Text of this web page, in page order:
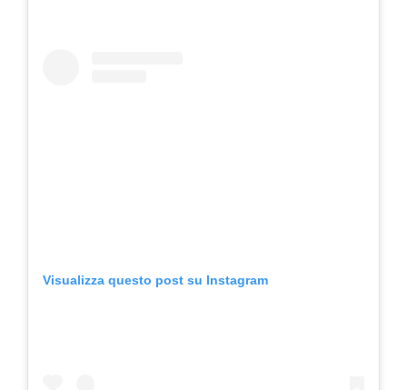
Visualizza questo post su Instagram